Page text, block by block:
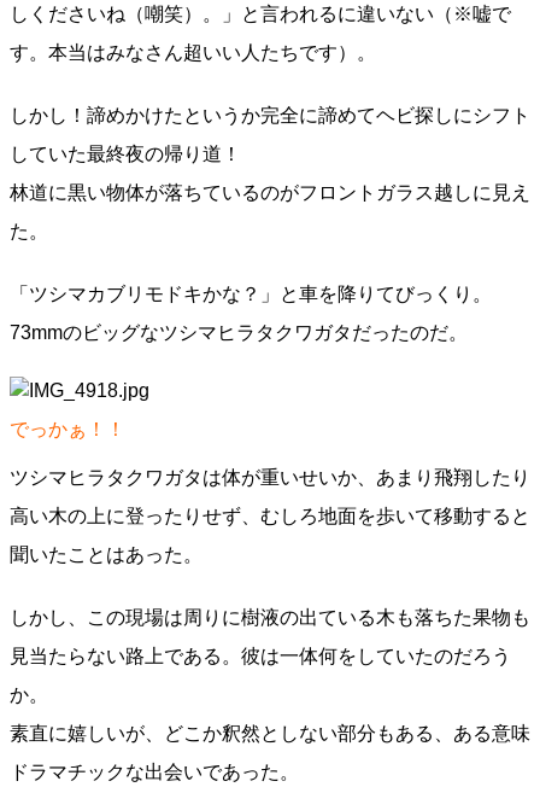
しくださいね（嘲笑）。」と言われるに違いない（※嘘で
す。本当はみなさん超いい人たちです）。
しかし！諦めかけたというか完全に諦めてヘビ探しにシフト
していた最終夜の帰り道！
林道に黒い物体が落ちているのがフロントガラス越しに見え
た。
「ツシマカブリモドキかな？」と車を降りてびっくり。
73mmのビッグなツシマヒラタクワガタだったのだ。
でっかぁ！！
ツシマヒラタクワガタは体が重いせいか、あまり飛翔したり
高い木の上に登ったりせず、むしろ地面を歩いて移動すると
聞いたことはあった。
しかし、この現場は周りに樹液の出ている木も落ちた果物も
見当たらない路上である。彼は一体何をしていたのだろう
か。
素直に嬉しいが、どこか釈然としない部分もある、ある意味
ドラマチックな出会いであった。